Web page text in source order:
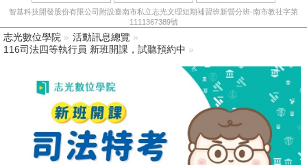
智基科技開發股份有限公司附設臺南市私立志光文理短期補習班新營分班-南市教社字第
1111367389號
志光數位學院 » 活動訊息總覽 »
116司法四等執行員 新班開課，試聽預約中 »